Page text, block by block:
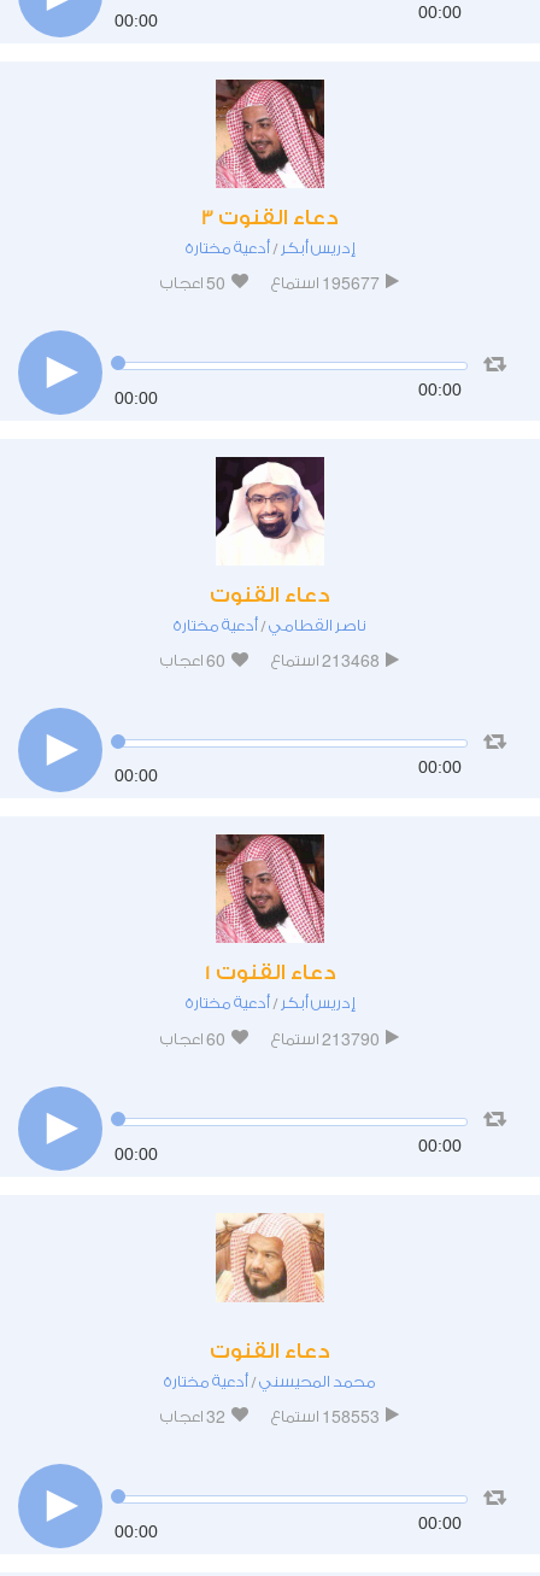
00:00 00:00
دعاء القنوت 3
إدريس أبكر /أدعية مختارة
195677 استماع 50 اعجاب
00:00 00:00
دعاء القنوت
ناصر القطامي/أدعية مختارة
213468 استماع 60 اعجاب
00:00 00:00
دعاء القنوت 1
إدريس أبكر /أدعية مختارة
213790 استماع 60 اعجاب
00:00 00:00
دعاء القنوت
محمد المحيسني/أدعية مختارة
158553 استماع 32 اعجاب
00:00 00:00